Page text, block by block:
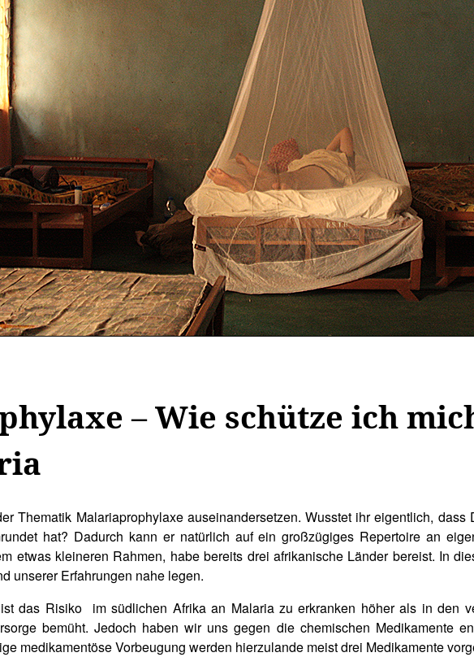
– Wie schütze ich
Thematik Malariaprophylaxe auseinandersetzen. Wusstet ihr eigentlich,
hat? Dadurch kann er natürlich auf ein großzügiges Repertoire an
etwas kleineren Rahmen, habe bereits drei afrikanische Länder bereist. In
unserer Erfahrungen nahe legen.
das Risiko im südlichen Afrika an Malaria zu erkranken höher als in den
bemüht. Jedoch haben wir uns gegen die chemischen Medikamente
medikamentöse Vorbeugung werden hierzulande meist drei Medikamente